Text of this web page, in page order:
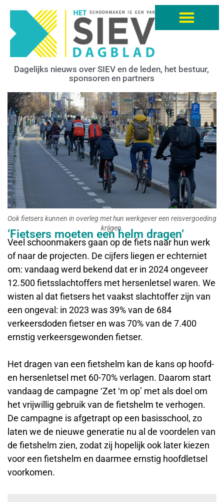
Dagelijks nieuws over SIEV en de leden, het bestuur,
sponsoren en partners
Ook fietsers kunnen in overleg met hun werkgever een reisvergoeding
krijgen.
‘Fietsers moeten een helm dragen’
Veel schoonmakers gaan op de fiets naar hun werk
of naar de projecten. De cijfers liegen er echterniet
om: vandaag werd bekend dat er in 2024 ongeveer
12.500 fietsslachtoffers met hersenletsel waren. We
wisten al dat fietsers het vaakst slachtoffer zijn van
een ongeval: in 2023 was 39% van de 684
verkeersdoden fietser en was 70% van de 7.400
ernstig verkeersgewonden fietser.
Het dragen van een fietshelm kan de kans op hoofd-
en hersenletsel met 60-70% verlagen. Daarom start
vandaag de campagne ‘Zet ‘m op’ met als doel om
het vrijwillig gebruik van de fietshelm te verhogen.
De campagne is afgetrapt op een basisschool, zo
laten we de nieuwe generatie nu al de voordelen van
de fietshelm zien, zodat zij hopelijk ook later kiezen
voor een fietshelm en daarmee ernstig hoofdletsel
voorkomen.